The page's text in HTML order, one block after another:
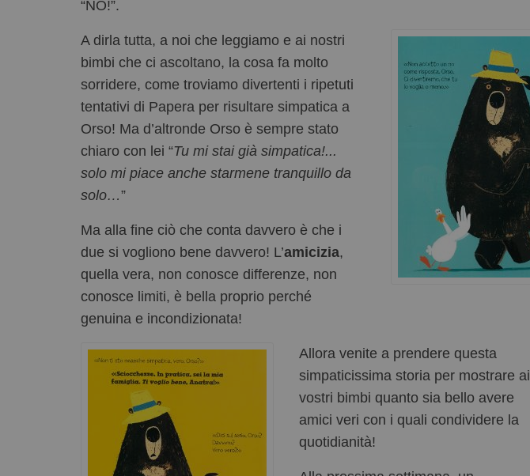
“NO!”.
A dirla tutta, a noi che leggiamo e ai nostri
bimbi che ci ascoltano, la cosa fa molto
sorridere, come troviamo divertenti i ripetuti
tentativi di Papera per risultare simpatica a
Orso! Ma d’altronde Orso è sempre stato
chiaro con lei “Tu mi stai già simpatica!...
solo mi piace anche starmene tranquillo da
solo…”
Ma alla fine ciò che conta davvero è che i
due si vogliono bene davvero! L’amicizia,
quella vera, non conosce differenze, non
conosce limiti, è bella proprio perché
genuina e incondizionata!
Allora venite a prendere questa
simpaticissima storia per mostrare ai
vostri bimbi quanto sia bello avere
amici veri con i quali condividere la
quotidianità!